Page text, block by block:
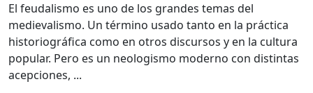
El feudalismo es uno de los grandes temas del
medievalismo. Un término usado tanto en la práctica
historiográfica como en otros discursos y en la cultura
popular. Pero es un neologismo moderno con distintas
acepciones, ...